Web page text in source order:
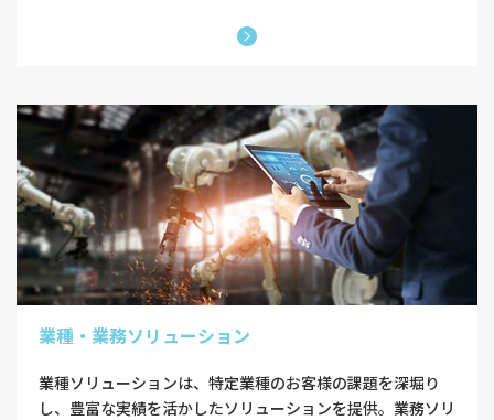
業種・業務ソリューション
業種ソリューションは、特定業種のお客様の課題を深堀り
し、豊富な実績を活かしたソリューションを提供。業務ソリ